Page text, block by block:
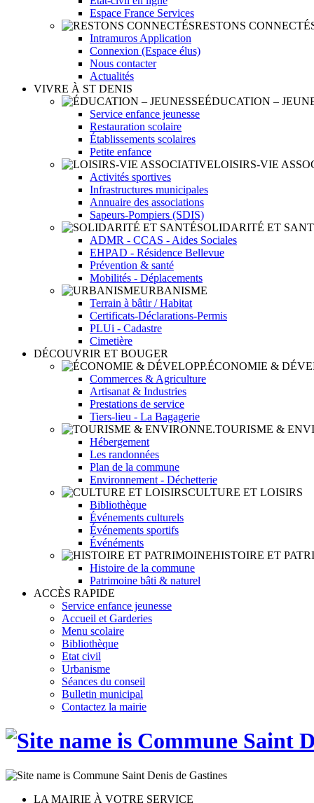
Espace France Services
RESTONS
Intramuros Application
Connexion (Espace élus)
Nous contacter
Actualités
VIVRE À ST DENIS
ÉDUCATION –
Service enfance jeunesse
Restauration scolaire
Établissements scolaires
Petite enfance
LOISIRS-VIE
Activités sportives
Infrastructures municipales
Annuaire des associations
Sapeurs-Pompiers (SDIS)
SOLIDARITÉ ET
ADMR - CCAS - Aides Sociales
EHPAD - Résidence Bellevue
Prévention & santé
Mobilités - Déplacements
URBANISME
Terrain à bâtir / Habitat
Certificats-Déclarations-Permis
PLUi - Cadastre
Cimetière
DÉCOUVRIR ET BOUGER
ÉCONOMIE &
Commerces & Agriculture
Artisanat & Industries
Prestations de service
Tiers-lieu - La Bagagerie
TOURISME &
Hébergement
Les randonnées
Plan de la commune
Environnement - Déchetterie
CULTURE ET LOISIRS
Bibliothèque
Événements culturels
Événements sportifs
Événéments
HISTOIRE ET
Histoire de la commune
Patrimoine bâti & naturel
ACCÈS RAPIDE
Service enfance jeunesse
Accueil et Garderies
Menu scolaire
Bibliothèque
Etat civil
Urbanisme
Séances du conseil
Bulletin municipal
Contactez la mairie
LA MAIRIE À VOTRE SERVICE